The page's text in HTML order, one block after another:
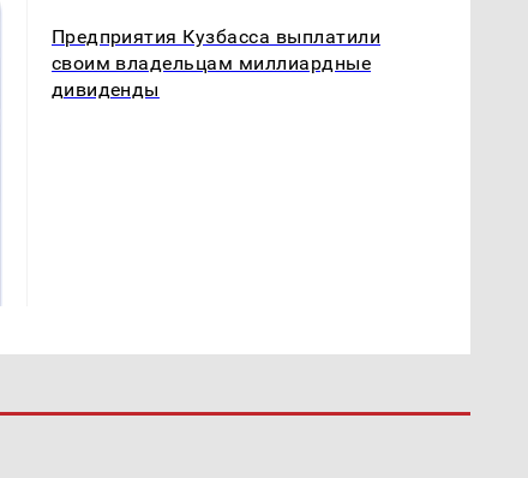
Предприятия Кузбасса выплатили
своим владельцам миллиардные
дивиденды